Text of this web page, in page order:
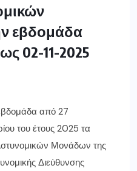
εβδομάδα
02-11-2025
από 27
του έτους 2025 τα
Μονάδων της
Διεύθυνσης